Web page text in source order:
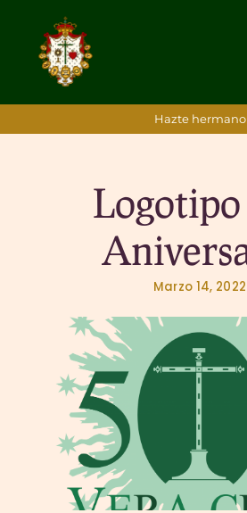
Hazte hermano
Logotipo
Marzo 14, 2022